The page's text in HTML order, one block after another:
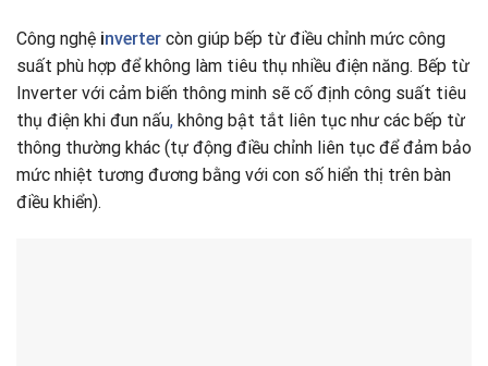
Công nghệ inverter còn giúp bếp từ điều chỉnh mức công
suất phù hợp để không làm tiêu thụ nhiều điện năng. Bếp từ
Inverter với cảm biến thông minh sẽ cố định công suất tiêu
thụ điện khi đun nấu, không bật tắt liên tục như các bếp từ
thông thường khác (tự động điều chỉnh liên tục để đảm bảo
mức nhiệt tương đương bằng với con số hiển thị trên bàn
điều khiển).